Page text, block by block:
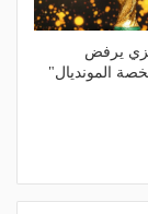
يرفض
المونديال"